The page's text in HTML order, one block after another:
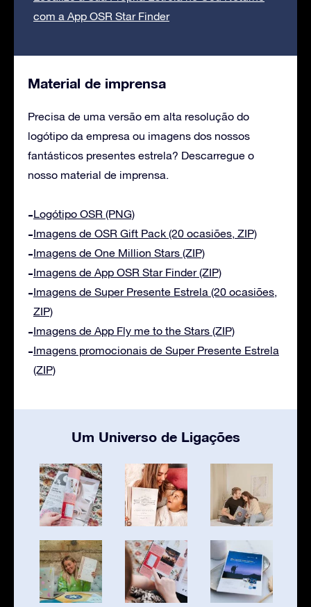
com a App OSR Star Finder
Material de imprensa
Precisa de uma versão em alta resolução do
logótipo da empresa ou imagens dos nossos
fantásticos presentes estrela? Descarregue o
nosso material de imprensa.
Logótipo OSR (PNG)
Imagens de OSR Gift Pack (20 ocasiões, ZIP)
Imagens de One Million Stars (ZIP)
Imagens de App OSR Star Finder (ZIP)
Imagens de Super Presente Estrela (20 ocasiões,
ZIP)
Imagens de App Fly me to the Stars (ZIP)
Imagens promocionais de Super Presente Estrela
(ZIP)
Um Universo de Ligações